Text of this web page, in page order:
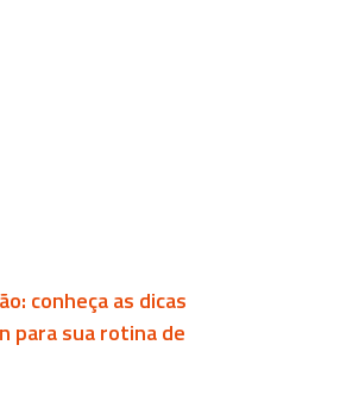
conheça as dicas
para sua rotina de